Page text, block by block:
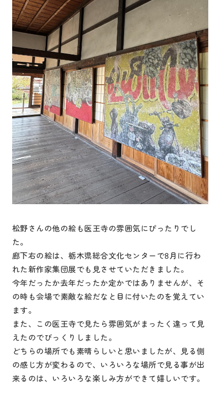
松野さんの他の絵も医王寺の雰囲気にぴったりでし
た。
廊下右の絵は、栃木県総合文化センターで8月に行わ
れた新作家集団展でも見させていただきました。
今年だったか去年だったか定かではありませんが、そ
の時も会場で素敵な絵だなと目に付いたのを覚えてい
ます。
また、この医王寺で見たら雰囲気がまったく違って見
えたのでびっくりしました。
どちらの場所でも素晴らしいと思いましたが、見る側
の感じ方が変わるので、いろいろな場所で見る事が出
来るのは、いろいろな楽しみ方ができて嬉しいです。